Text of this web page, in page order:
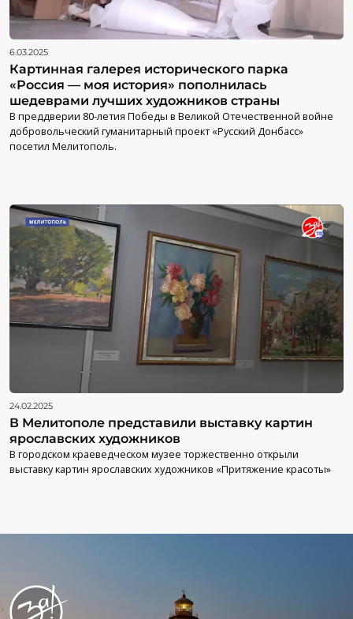
6.03.2025
Картинная галерея исторического парка
«Россия — моя история» пополнилась
шедеврами лучших художников страны
В преддверии 80-летия Победы в Великой Отечественной войне
добровольческий гуманитарный проект «Русский Донбасс»
посетил Мелитополь.
24.02.2025
В Мелитополе представили выставку картин
ярославских художников
В городском краеведческом музее торжественно открыли
выставку картин ярославских художников «Притяжение красоты»